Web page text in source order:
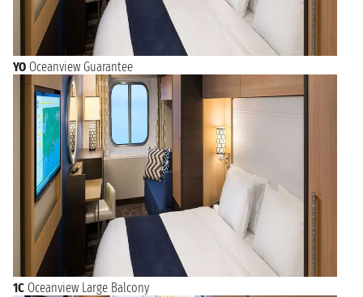
YO Oceanview Guarantee
1C Oceanview Large Balcony